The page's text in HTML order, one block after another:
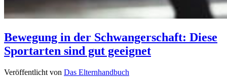
Bewegung in der Schwangerschaft: Diese
Sportarten sind gut geeignet
Veröffentlicht von Das Elternhandbuch